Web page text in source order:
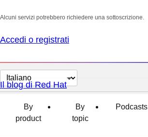
Alcuni servizi potrebbero richiedere una sottoscrizione.
Accedi o registrati
Cambia
lingua
Il blog di Red Hat
By
product
By
topic
Podcasts